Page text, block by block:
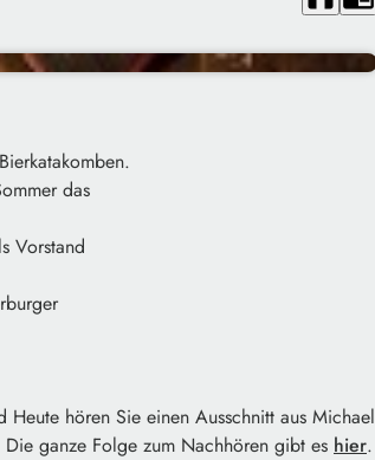
das
Vorstand
hören Sie einen Ausschnitt aus Michael
Die ganze Folge zum Nachhören gibt es hier.